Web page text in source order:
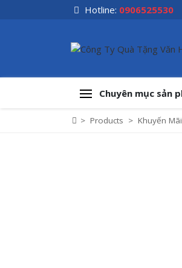
Hotline: 0906525530
Chuyên mục sản
> Products > Khuyến Mãi